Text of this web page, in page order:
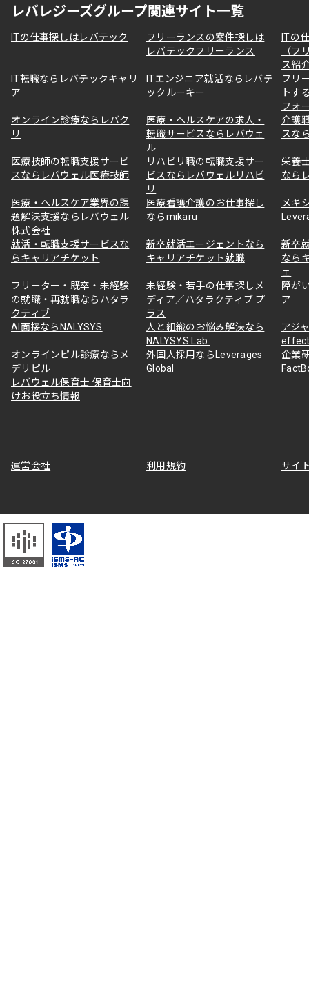
レバレジーズグループ関連サイト一覧
ITの仕事探しはレバテック
フリーランスの案件探しは
レバテックフリーランス
ITの
（フ
ス紹
IT転職ならレバテックキャリ
ア
ITエンジニア就活ならレバテ
ックルーキー
フリ
トす
フォ
オンライン診療ならレバク
リ
医療・ヘルスケアの求人・
転職サービスならレバウェ
ル
介護
スな
医療技師の転職支援サービ
スならレバウェル医療技師
リハビリ職の転職支援サー
ビスならレバウェルリハビ
リ
栄養
なら
医療・ヘルスケア業界の課
題解決支援ならレバウェル
株式会社
医療看護介護のお仕事探し
ならmikaru
メキ
就活・転職支援サービスな
らキャリアチケット
新卒就活エージェントなら
キャリアチケット就職
新卒
なら
ェ
フリーター・既卒・未経験
の就職・再就職ならハタラ
クティブ
未経験・若手の仕事探しメ
ディア／ハタラクティブ プ
ラス
障が
ア
AI面接ならNALYSYS
人と組織のお悩み解決なら
NALYSYS Lab.
アジ
オンラインピル診療ならメ
デリピル
外国人採用ならLeverages
Global
企業
レバウェル保育士 保育士向
けお役立ち情報
運営会社 利用規約 サイ